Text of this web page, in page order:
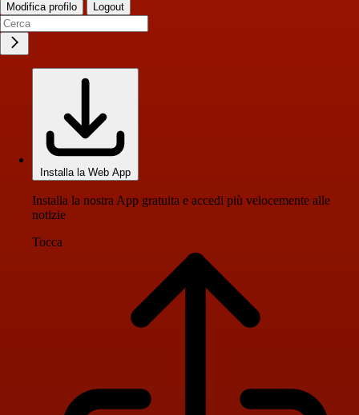
Modifica profilo Logout
Installa la Web App
Installa la nostra App gratuita e accedi più velocemente alle
notizie
Tocca